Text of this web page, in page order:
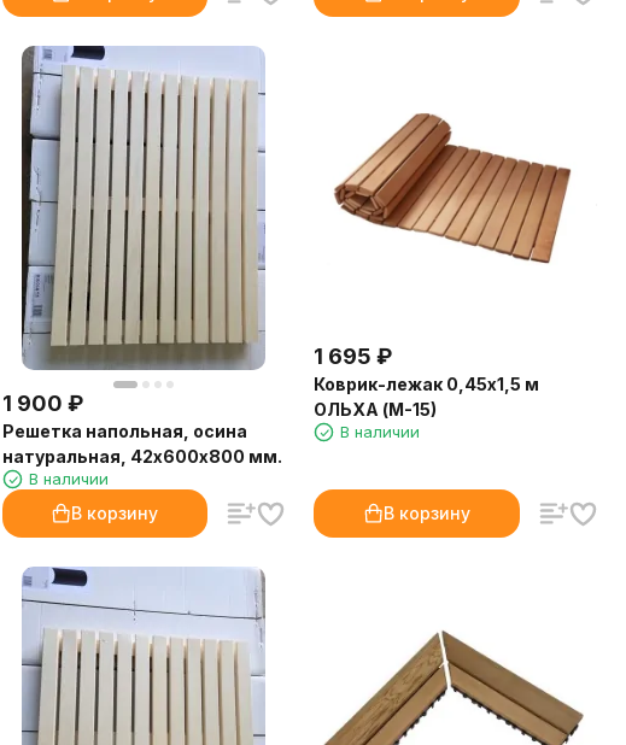
1 900 ₽
Решетка напольная, осина
натуральная, 42х600х800 мм.
В наличии
В корзину
1 695 ₽
Коврик-лежак 0,45х1,5 м
ОЛЬХА (М-15)
В наличии
В корзину